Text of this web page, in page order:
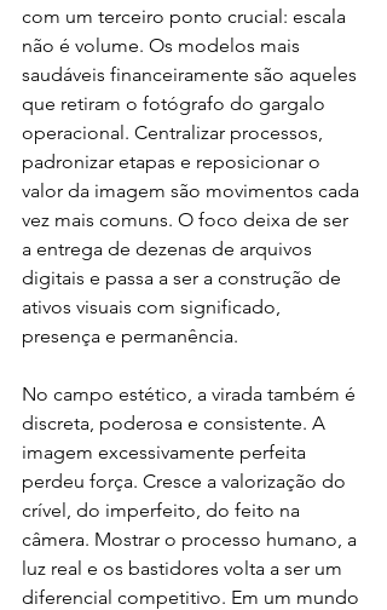
com um terceiro ponto crucial: escala
não é volume. Os modelos mais
saudáveis financeiramente são aqueles
que retiram o fotógrafo do gargalo
operacional. Centralizar processos,
padronizar etapas e reposicionar o
valor da imagem são movimentos cada
vez mais comuns. O foco deixa de ser
a entrega de dezenas de arquivos
digitais e passa a ser a construção de
ativos visuais com significado,
presença e permanência.
No campo estético, a virada também é
discreta, poderosa e consistente. A
imagem excessivamente perfeita
perdeu força. Cresce a valorização do
crível, do imperfeito, do feito na
câmera. Mostrar o processo humano, a
luz real e os bastidores volta a ser um
diferencial competitivo. Em um mundo